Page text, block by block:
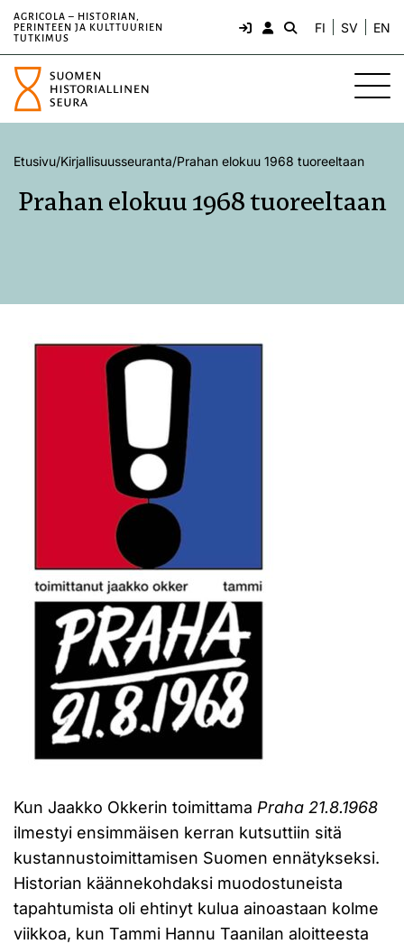
AGRICOLA – HISTORIAN,
PERINTEEN JA KULTTUURIEN
TUTKIMUS
FI SV EN
Etusivu/Kirjallisuusseuranta/Prahan elokuu 1968 tuoreeltaan
Prahan elokuu 1968 tuoreeltaan
Kun Jaakko Okkerin toimittama Praha 21.8.1968
ilmestyi ensimmäisen kerran kutsuttiin sitä
kustannustoimittamisen Suomen ennätykseksi.
Historian käännekohdaksi muodostuneista
tapahtumista oli ehtinyt kulua ainoastaan kolme
viikkoa, kun Tammi Hannu Taanilan aloitteesta